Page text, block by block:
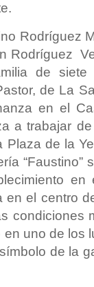
Rodríguez
Rodríguez
de siete
de La
en el
a trabajar
de la
“Faustino”
el centro
condiciones
uno de los
de la